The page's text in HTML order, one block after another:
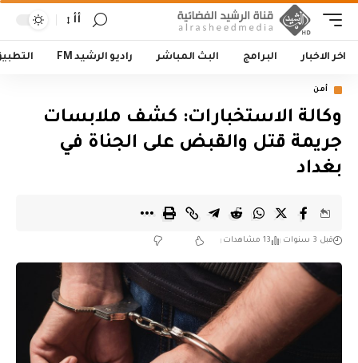
أأ
اخر الاخبار البرامج البث المباشر راديو الرشيد FM
أمن
وكالة الاستخبارات: كشف ملابسات
جريمة قتل والقبض على الجناة في
بغداد
قبل 3 سنوات 13 مشاهدات